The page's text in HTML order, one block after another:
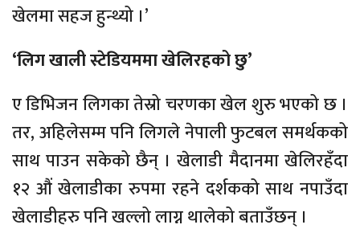
खेलमा सहज हुन्थ्यो ।’
‘लिग खाली स्टेडियममा खेलिरहको छु’
ए डिभिजन लिगका तेस्रो चरणका खेल शुरु भएको छ ।
तर, अहिलेसम्म पनि लिगले नेपाली फुटबल समर्थकको
साथ पाउन सकेको छैन् । खेलाडी मैदानमा खेलिरहँदा
१२ औं खेलाडीका रुपमा रहने दर्शकको साथ नपाउँदा
खेलाडीहरु पनि खल्लो लाग्न थालेको बताउँछन् ।